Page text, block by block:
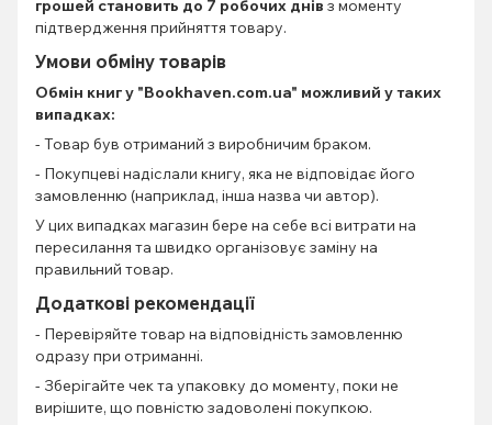
грошей становить до 7 робочих днів з моменту
підтвердження прийняття товару.
Умови обміну товарів
Обмін книгу "Bookhaven.com.ua" можливий у таких
випадках:
- Товар був отриманий з виробничим браком.
- Покупцеві надіслали книгу, яка не відповідає його
замовленню (наприклад, інша назва чи автор).
У цих випадках магазин бере на себе всі витрати на
пересилання та швидко організовує заміну на
правильний товар.
Додаткові рекомендації
- Перевіряйте товар на відповідність замовленню
одразу при отриманні.
- Зберігайте чек та упаковку до моменту, поки не
вирішите, що повністю задоволені покупкою.